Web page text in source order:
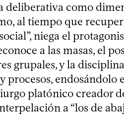
deliberativa como
al tiempo que
niega el
a las masas, el
grupales, y la
procesos, endosándolo
platónico creador
a “los de